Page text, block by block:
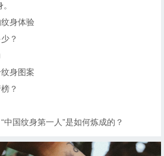
身体验
？
身图案
？
中国纹身第一人”是如何炼成的？